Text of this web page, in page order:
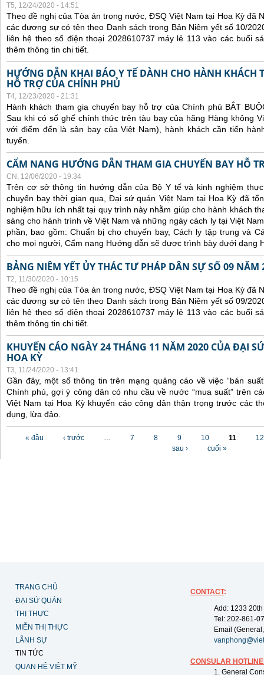
T5, 12/24/2020 - 14:51
Theo đề nghị của Tòa án trong nước, ĐSQ Việt Nam tại Hoa Kỳ đã
các đương sự có tên theo Danh sách trong Bản Niêm yết số 10/
liên hệ theo số điện thoại 2028610737 máy lẻ 113 vào các buổi
thêm thông tin chi tiết.
HƯỚNG DẪN KHAI BÁO Y TẾ DÀNH CHO HÀNH KHÁCH
HỖ TRỢ CỦA CHÍNH PHỦ
T4, 12/23/2020 - 21:31
Hành khách tham gia chuyến bay hỗ trợ của Chính phủ BẮT
Sau khi có số ghế chính thức trên tàu bay của hãng Hàng không
với điểm đến là sân bay của Việt Nam), hành khách cần tiến
tuyến.
CẨM NANG HƯỚNG DẪN THAM GIA CHUYẾN BAY HỖ
CN, 12/06/2020 - 19:34
Trên cơ sở thông tin hướng dẫn của Bộ Y tế và kinh nghiệm
chuyến bay thời gian qua, Đại sứ quán Việt Nam tại Hoa Kỳ đã
nghiệm hữu ích nhất tại quy trình này nhằm giúp cho hành khách
sàng cho hành trình về Việt Nam và những ngày cách ly tại Việt
phần, bao gồm: Chuẩn bị cho chuyến bay, Cách ly tập trung và
cho mọi người, Cẩm nang Hướng dẫn sẽ được trình bày dưới dạng
BẢNG NIÊM YẾT ỦY THÁC TƯ PHÁP DÂN SỰ SỐ 09 NĂM
T2, 11/30/2020 - 10:15
Theo đề nghị của Tòa án trong nước, ĐSQ Việt Nam tại Hoa Kỳ đã
các đương sự có tên theo Danh sách trong Bản Niêm yết số 09/
liên hệ theo số điện thoại 2028610737 máy lẻ 113 vào các buổi
thêm thông tin chi tiết.
KHUYẾN CÁO NGÀY 24 THÁNG 11 NĂM 2020 CỦA ĐẠI
HOA KỲ
T3, 11/24/2020 - 13:41
Gần đây, một số thông tin trên mạng quảng cáo về việc “bán
Chính phủ, gợi ý công dân có nhu cầu về nước “mua suất” trên
Việt Nam tại Hoa Kỳ khuyến cáo công dân thận trọng trước các
dụng, lừa đảo.
Các trang
« đầu ‹ trước … 7 8 9 10 11
12
sau ›
cuối »
TRANG CHỦ
ĐẠI SỨ QUÁN
THỊ THỰC
MIỄN THỊ THỰC
LÃNH SỰ
TIN TỨC
QUAN HỆ VIỆT MỸ
CONTACT:
Add: 1233
Tel: 202-861-
Email
CONSULAR
1. General